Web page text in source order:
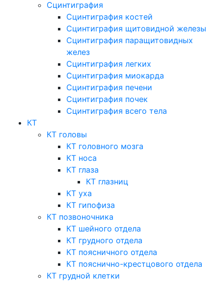
Сцинтиграфия
Сцинтиграфия костей
Сцинтиграфия щитовидной железы
Сцинтиграфия паращитовидных
желез
Сцинтиграфия легких
Сцинтиграфия миокарда
Сцинтиграфия печени
Сцинтиграфия почек
Сцинтиграфия всего тела
КТ
КТ головы
КТ головного мозга
КТ носа
КТ глаза
КТ глазниц
КТ уха
КТ гипофиза
КТ позвоночника
КТ шейного отдела
КТ грудного отдела
КТ поясничного отдела
КТ пояснично-крестцового отдела
КТ грудной клетки